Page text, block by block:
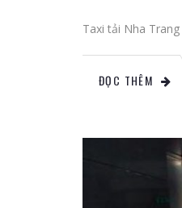
Taxi tải Nha
ĐỌC THÊM